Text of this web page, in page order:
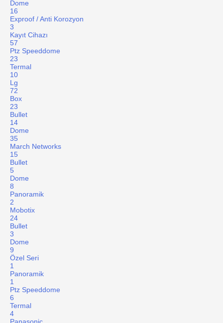
Dome
16
Exproof / Anti Korozyon
3
Kayıt Cihazı
57
Ptz Speeddome
23
Termal
10
Lg
72
Box
23
Bullet
14
Dome
35
March Networks
15
Bullet
5
Dome
8
Panoramik
2
Mobotix
24
Bullet
3
Dome
9
Özel Seri
1
Panoramik
1
Ptz Speeddome
6
Termal
4